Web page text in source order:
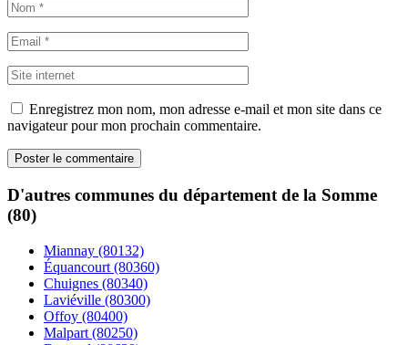
Enregistrez mon nom, mon adresse e-mail et mon site dans ce
navigateur pour mon prochain commentaire.
D'autres communes du département de la Somme
(80)
Miannay (80132)
Équancourt (80360)
Chuignes (80340)
Laviéville (80300)
Offoy (80400)
Malpart (80250)